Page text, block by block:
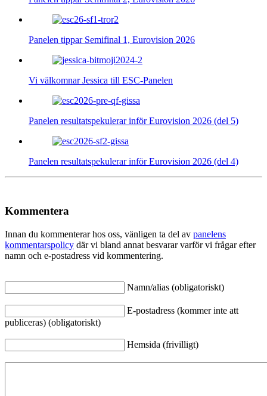
Panelen tippar Semifinal 1, Eurovision 2026
Vi välkomnar Jessica till ESC-Panelen
Panelen resultatspekulerar inför Eurovision 2026 (del 5)
Panelen resultatspekulerar inför Eurovision 2026 (del 4)
Kommentera
Innan du kommenterar hos oss, vänligen ta del av panelens
kommentarspolicy där vi bland annat besvarar varför vi frågar efter
namn och e-postadress vid kommentering.
Namn/alias (obligatoriskt)
E-postadress (kommer inte att
publiceras) (obligatoriskt)
Hemsida (frivilligt)